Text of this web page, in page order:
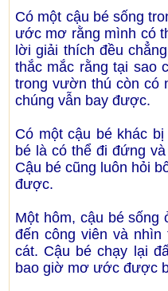
Có một cậu bé sống
ước mơ rằng mình có
lời giải thích đều
thắc mắc rằng tại sao
trong vườn thú còn có
chúng vẫn bay được.
Có một cậu bé khác
bé là có thể đi đứng
Cậu bé cũng luôn hỏi
được.
Một hôm, cậu bé
đến công viên và
cát. Cậu bé chạy lại
bao giờ mơ ước được